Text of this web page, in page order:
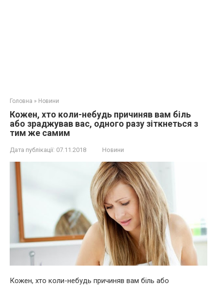
Головна » Новини
Кожен, хто коли-небудь причиняв вам біль
або зраджував вас, одного разу зіткнеться з
тим же самим
Дата публікації: 07.11.2018 Новини
Кожен, хто коли-небудь причиняв вам біль або